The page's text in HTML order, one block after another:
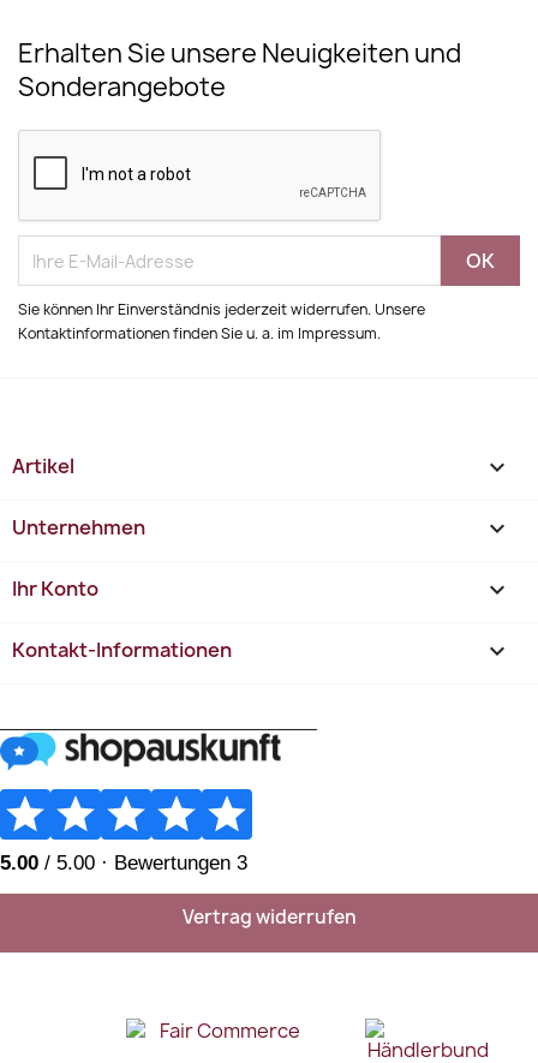
Erhalten Sie unsere Neuigkeiten und
Sonderangebote
Sie können Ihr Einverständnis jederzeit widerrufen. Unsere
Kontaktinformationen finden Sie u. a. im Impressum.
Artikel 
Unternehmen 
Ihr Konto 
Kontakt-Informationen keyboard_arrow_down
Vertrag widerrufen